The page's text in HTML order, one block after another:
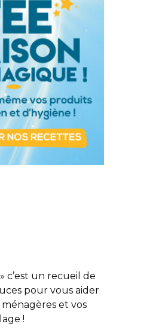
c’est un recueil de
pour vous aider
et vos
!